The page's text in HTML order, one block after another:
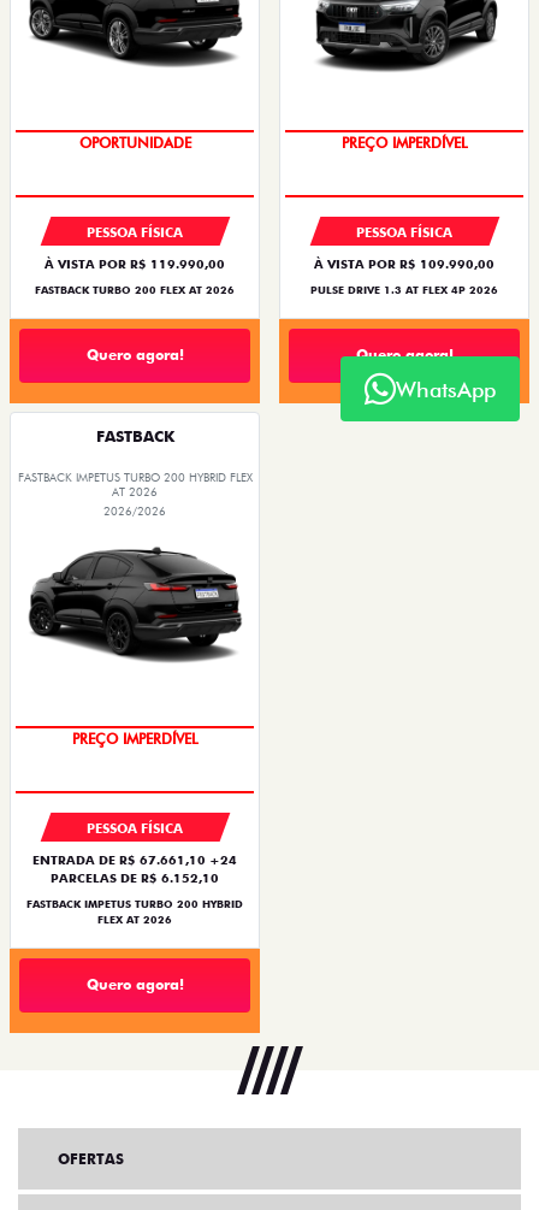
OPORTUNIDADE
PESSOA FÍSICA
À VISTA POR R$ 119.990,00
FASTBACK TURBO 200 FLEX AT 2026
Quero agora!
O SUV AUTOMÁTICO MAIS
PESSOA FÍSICA
À VISTA POR R$ 109.990,00
PULSE DRIVE 1.3 AT FLEX 4P 2026
Quero agora!
FASTBACK
FASTBACK IMPETUS TURBO 200 HYBRID FLEX
AT 2026
2026/2026
OPORTUNIDADE
PESSOA FÍSICA
ENTRADA DE R$ 67.661,10 +24
PARCELAS DE R$ 6.152,10
FASTBACK IMPETUS TURBO 200 HYBRID
FLEX AT 2026
Quero agora!
WhatsApp
OFERTAS